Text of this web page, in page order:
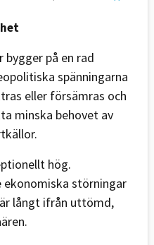
bygger på en rad
spänningarna
eller försämras och
minska behovet av
hög.
störningar
långt ifrån uttömd,